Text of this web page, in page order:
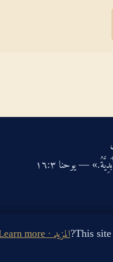
— يوحنا ‏٣‏:‏١٦‏
المزيد · Learn more